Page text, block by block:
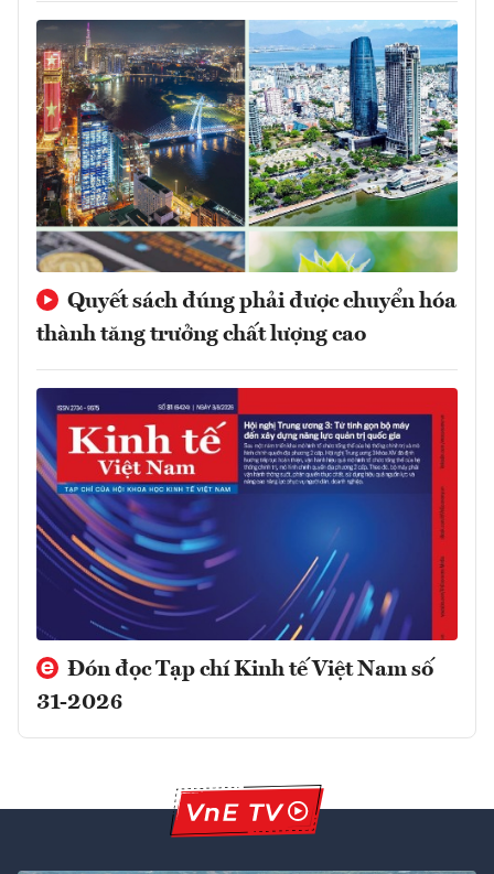
Quyết sách đúng phải được chuyển hóa
thành tăng trưởng chất lượng cao
Đón đọc Tạp chí Kinh tế Việt Nam số
31-2026